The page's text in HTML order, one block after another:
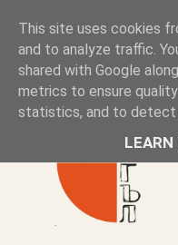
Книжен
Блог на книжарницата
ул. „Оборище" 117,
This site uses cookies
and to analyze traffic.
shared with Google
metrics to ensure
statistics, and to detect
LEARN